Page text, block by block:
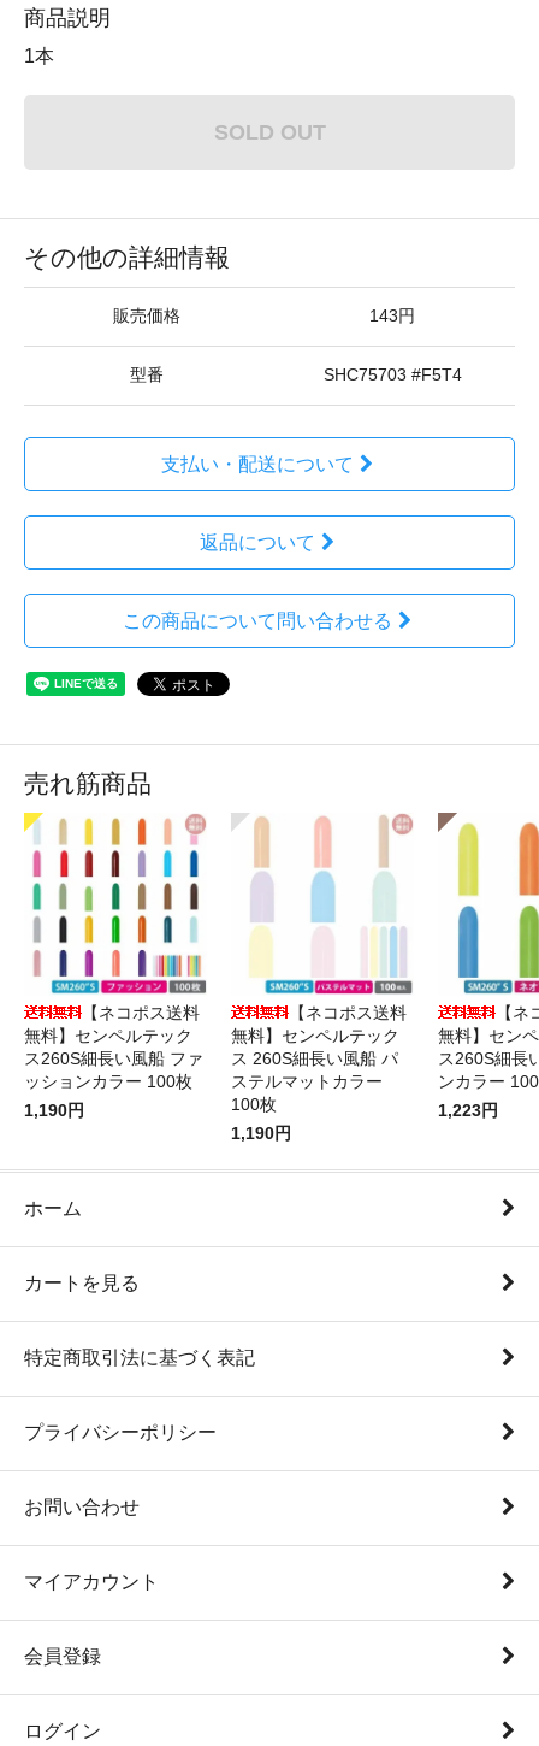
商品説明
1本
SOLD OUT
その他の詳細情報
販売価格 143円
型番 SHC75703 #F5T4
支払い・配送について
返品について
この商品について問い合わせる
売れ筋商品
【ネコポス送料
無料】センペルテック
ス260S細長い風船 ファ
ッションカラー 100枚
1,190円
【ネコポス送料
無料】センペルテック
ス 260S細長い風船 パ
ステルマットカラー
100枚
1,190円
【
無料】セン
ス260S細長
ンカラー
1,223円
ホーム
カートを見る
特定商取引法に基づく表記
プライバシーポリシー
お問い合わせ
マイアカウント
会員登録
ログイン